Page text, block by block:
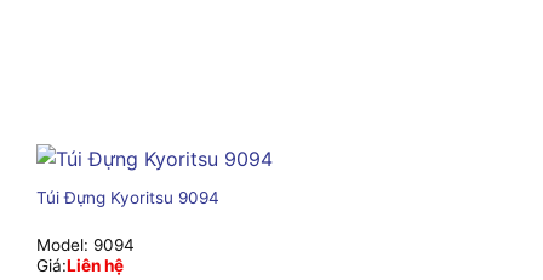
Túi Đựng Kyoritsu 9094
Model: 9094
Giá:Liên hệ